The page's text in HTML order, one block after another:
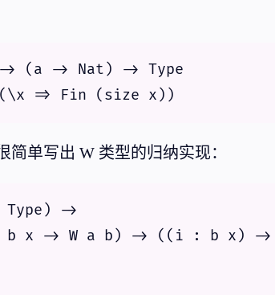
> (a -> Nat) -> Type
简单写出 W 类型的归纳实现：
->
x -> W a b) -> ((i : b x) ->